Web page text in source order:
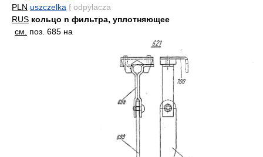
PLN uszczelka f odpylacza
RUS кольцо n фильтра, уплотняющее
см.
поз. 685 на